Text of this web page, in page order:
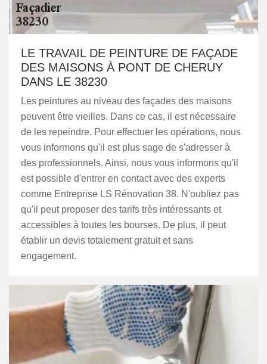
LE TRAVAIL DE PEINTURE DE FAÇADE
DES MAISONS À PONT DE CHERUY
DANS LE 38230
Les peintures au niveau des façades des maisons
peuvent être vieilles. Dans ce cas, il est nécessaire
de les repeindre. Pour effectuer les opérations, nous
vous informons qu'il est plus sage de s'adresser à
des professionnels. Ainsi, nous vous informons qu'il
est possible d'entrer en contact avec des experts
comme Entreprise LS Rénovation 38. N'oubliez pas
qu'il peut proposer des tarifs très intéressants et
accessibles à toutes les bourses. De plus, il peut
établir un devis totalement gratuit et sans
engagement.